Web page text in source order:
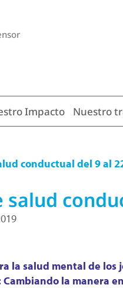
Impacto Nuestro
conductual del 9 al
salud
la salud mental de los
Cambiando la manera